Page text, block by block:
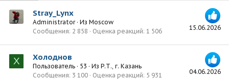
15.06.2026
Stray_Lynx
Administrator · Из Moscow
Сообщения 2 858 Оценка реакций 1 506
Х
04.06.2026
Холоднов
Пользователь · 53 · Из Р.Т., г. Казань
Сообщения 3 100 Оценка реакций 5 931